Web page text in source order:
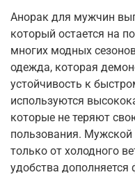
Анорак для мужчин
который остается на
многих модных
одежда, которая
устойчивость к
используются
которые не теряют
пользования.
только от холодного
удобства